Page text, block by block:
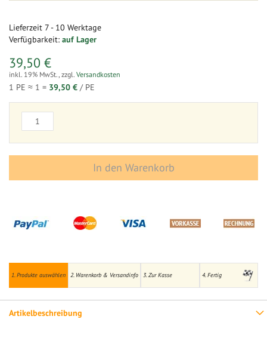
1. Produkte auswählen 2. Warenkorb & Versandinfo 3. Zur Kasse 4. Fertig
Lieferzeit 7 - 10 Werktage
Verfügbarkeit: auf Lager
39,50 €
inkl. 19% MwSt. zzgl. Versandkosten
1 PE ≈ 1 = 39,50 € / PE
In den Warenkorb
Artikelbeschreibung